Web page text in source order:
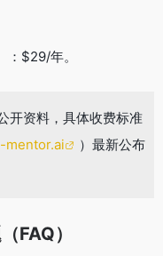
：$29/年。
开资料，具体收费标准
mentor.ai
）最新公布
FAQ）